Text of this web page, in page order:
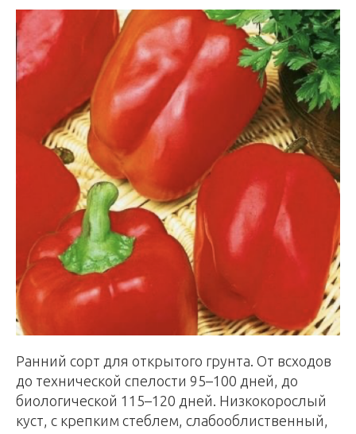
Ранний сорт для открытого грунта. От всходов
до технической спелости 95–100 дней, до
биологической 115–120 дней. Низкокорослый
куст, с крепким стеблем, слабооблиственный,